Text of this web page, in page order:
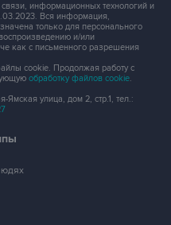
информационных технологий и
Вся информация,
только для персонального
и/или
как с письменного разрешения
cookie. Продолжая работу с
обработку файлов cookie.
Ямская улица, дом 2, стр.1, тел.: